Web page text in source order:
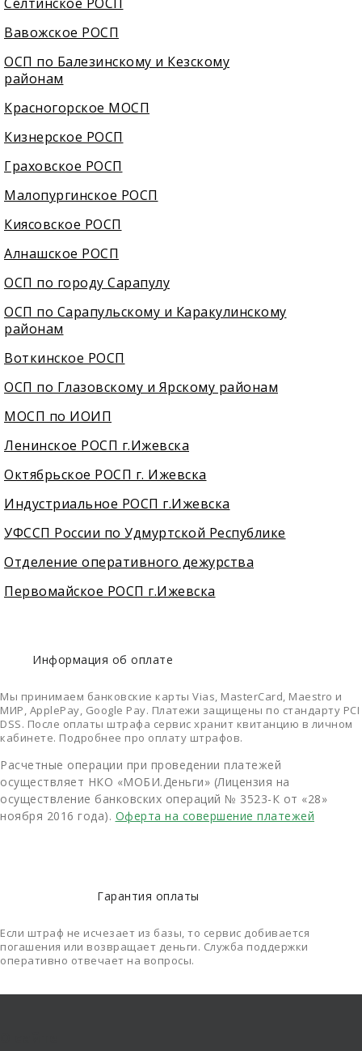
Вавожское РОСП
ОСП по Балезинскому и Кезскому
районам
Красногорское МОСП
Кизнерское РОСП
Граховское РОСП
Малопургинское РОСП
Киясовское РОСП
Алнашское РОСП
ОСП по городу Сарапулу
ОСП по Сарапульскому и Каракулинскому
районам
Воткинское РОСП
ОСП по Глазовскому и Ярскому районам
МОСП по ИОИП
Ленинское РОСП г.Ижевска
Октябрьское РОСП г. Ижевска
Индустриальное РОСП г.Ижевска
УФССП России по Удмуртской Республике
Отделение оперативного дежурства
Первомайское РОСП г.Ижевска
Информация об оплате
Мы принимаем банковские карты Vias, MasterCard, Maestro и
МИР, ApplePay, Google Pay. Платежи защищены по стандарту PCI
DSS. После оплаты штрафа сервис хранит квитанцию в личном
кабинете. Подробнее про оплату штрафов.
Расчетные операции при проведении платежей
осуществляет НКО «МОБИ.Деньги» (Лицензия на
осуществление банковских операций № 3523-К от «28»
ноября 2016 года). Оферта на совершение платежей
Гарантия оплаты
Если штраф не исчезает из базы, то сервис добивается
погашения или возвращает деньги. Служба поддержки
оперативно отвечает на вопросы.